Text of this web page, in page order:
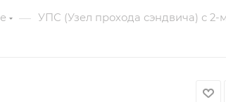
— УПС (Узел прохода сэндвича) с 2-